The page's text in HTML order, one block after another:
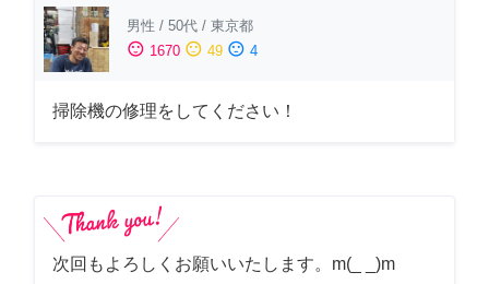
男性 / 50代 / 東京都
sentiment_satisfied 1670 sentiment_neutral 49 sentiment_dissatisfied 4
掃除機の修理をしてください！
次回もよろしくお願いいたします。m(_ _)m